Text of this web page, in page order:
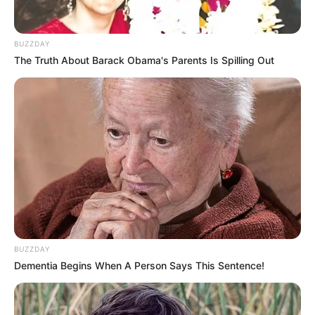
προχωρήσει η διαδικασία με το DONATE, ΔΕΝ
πρέπει να τσεκάρετε το κουτί που σας ζητάει να
διατηρήσει τα στοιχεία σας)…
ΘΕΛΕΤΕ ΝΑ ΔΩΣΕΤΕ ΣΤΟΙΧΕΙΑ ΤΗΣ ΚΑΡΤΑΣ
ΣΑΣ ΣΤΟ ΔΙΑΔΙΚΤΥΟ, Η ΑΠΛΑ ΔΕΝ ΤΑ
ΚΑΤΑΦΕΡΝΕΤΕ ΜΕ ΑΥΤΑ, ΜΠΟΡΕΙΤΕ ΝΑ ΜΟΥ
ΚΑΤΑΘΕΣΕΤΕ ΣΕ ΛΟΓΑΡΙΑΣΜΟ ΣΤΗΝ ΕΘΝΙΚΗ
ΜΕ IBAN GR9501104880000048834149733
(ΣΤΟ ΟΝΟΜΑ ΕΥΤΥΧΙΑ ΝΙΚΑ) ΓΡΑΦΟΝΤΑΣ ΩΣ
ΔΙΚΑΙΟΛΟΓΙΑ “ΔΩΡΕΑ” ΚΑΙ ΑΝ ΘΕΛΕΤΕ ΚΑΙ ΤΟ
ΟΝΟΜΑ ΣΑΣ ΓΙΑ ΝΑ ΜΠΟΡΩ ΝΑ ΞΕΡΩ ΠΟΙΟΙ ΜΕ
ΒΟΗΘΑΤΕ
BUZZDAY
The Truth About Barack Obama's Parents Is Spilling Out
BUZZDAY
Dementia Begins When A Person Says This Sentence!